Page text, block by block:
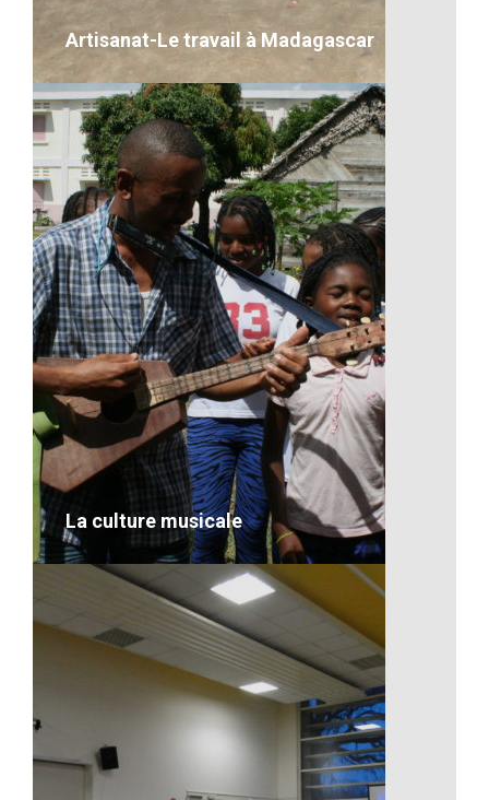
Artisanat-Le travail à Madagascar
Artisanat-Le travail à Madagascar
VOIR LE DÉTAIL
La culture musicale